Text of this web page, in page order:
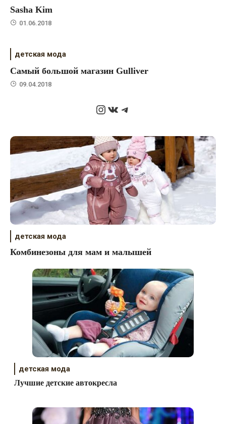
Sasha Kim
01.06.2018
детская мода
Самый большой магазин Gulliver
09.04.2018
Instagram
ВКонтакте
Telegram
детская мода
Комбинезоны для мам и малышей
детская мода
Лучшие детские автокресла